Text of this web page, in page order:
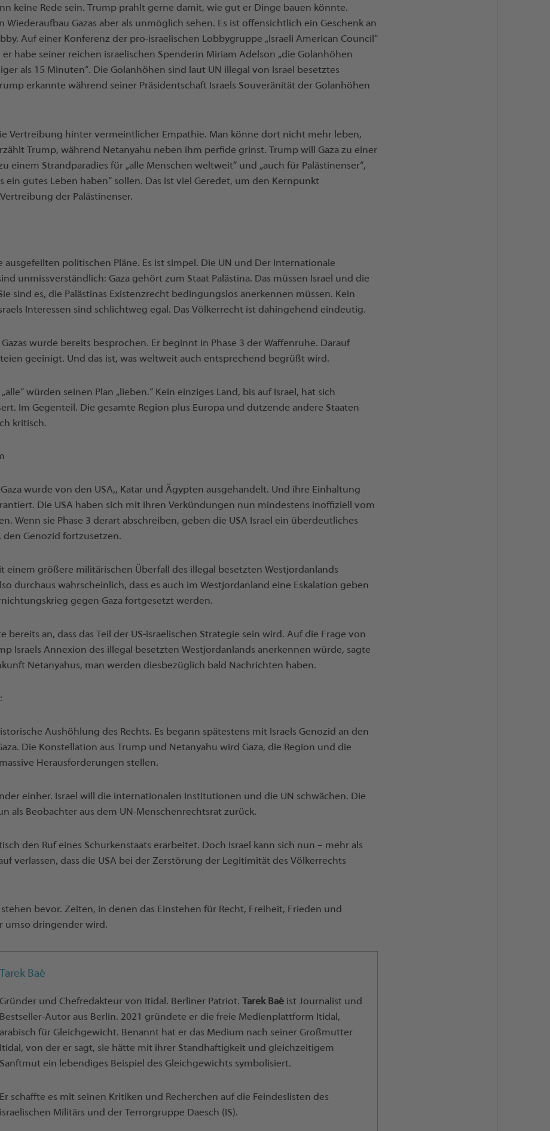
keine Rede sein. Trump prahlt gerne damit, wie gut er Dinge bauen könnte.
Wiederaufbau Gazas aber als unmöglich sehen. Es ist offensichtlich ein Geschenk an
Auf einer Konferenz der pro-israelischen Lobbygruppe „Israeli American Council“
er habe seiner reichen israelischen Spenderin Miriam Adelson „die Golanhöhen
als 15 Minuten“. Die Golanhöhen sind laut UN illegal von Israel besetztes
erkannte während seiner Präsidentschaft Israels Souveränität der Golanhöhen
Vertreibung hinter vermeintlicher Empathie. Man könne dort nicht mehr leben,
Trump, während Netanyahu neben ihm perfide grinst. Trump will Gaza zu einer
einem Strandparadies für „alle Menschen weltweit“ und „auch für Palästinenser“,
ein gutes Leben haben“ sollen. Das ist viel Geredet, um den Kernpunkt
der Palästinenser.
ausgefeilten politischen Pläne. Es ist simpel. Die UN und Der Internationale
unmissverständlich: Gaza gehört zum Staat Palästina. Das müssen Israel und die
sind es, die Palästinas Existenzrecht bedingungslos anerkennen müssen. Kein
Interessen sind schlichtweg egal. Das Völkerrecht ist dahingehend eindeutig.
wurde bereits besprochen. Er beginnt in Phase 3 der Waffenruhe. Darauf
geeinigt. Und das ist, was weltweit auch entsprechend begrüßt wird.
würden seinen Plan „lieben.“ Kein einziges Land, bis auf Israel, hat sich
Im Gegenteil. Die gesamte Region plus Europa und dutzende andere Staaten
kritisch.
wurde von den USA,, Katar und Ägypten ausgehandelt. Und ihre Einhaltung
Die USA haben sich mit ihren Verkündungen nun mindestens inoffiziell vom
Wenn sie Phase 3 derart abschreiben, geben die USA Israel ein überdeutliches
den Genozid fortzusetzen.
einem größere militärischen Überfall des illegal besetzten Westjordanlands
durchaus wahrscheinlich, dass es auch im Westjordanland eine Eskalation geben
gegen Gaza fortgesetzt werden.
bereits an, dass das Teil der US-israelischen Strategie sein wird. Auf die Frage von
Israels Annexion des illegal besetzten Westjordanlands anerkennen würde, sagte
Netanyahus, man werden diesbezüglich bald Nachrichten haben.
Aushöhlung des Rechts. Es begann spätestens mit Israels Genozid an den
Die Konstellation aus Trump und Netanyahu wird Gaza, die Region und die
Herausforderungen stellen.
einher. Israel will die internationalen Institutionen und die UN schwächen. Die
als Beobachter aus dem UN-Menschenrechtsrat zurück.
den Ruf eines Schurkenstaats erarbeitet. Doch Israel kann sich nun – mehr als
verlassen, dass die USA bei der Zerstörung der Legitimität des Völkerrechts
bevor. Zeiten, in denen das Einstehen für Recht, Freiheit, Frieden und
umso dringender wird.
Tarek Baé
Gründer und Chefredakteur von Itidal. Berliner Patriot. Tarek Baé ist Journalist und
Bestseller-Autor aus Berlin. 2021 gründete er die freie Medienplattform Itidal,
arabisch für Gleichgewicht. Benannt hat er das Medium nach seiner Großmutter
Itidal, von der er sagt, sie hätte mit ihrer Standhaftigkeit und gleichzeitigem
Sanftmut ein lebendiges Beispiel des Gleichgewichts symbolisiert.
Er schaffte es mit seinen Kritiken und Recherchen auf die Feindeslisten des
israelischen Militärs und der Terrorgruppe Daesch (IS).